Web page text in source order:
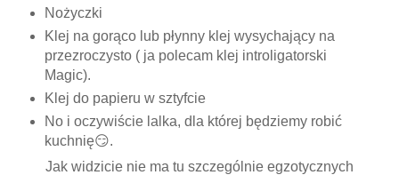
Nożyczki
Klej na gorąco lub płynny klej wysychający na
przezroczysto ( ja polecam klej introligatorski
Magic).
Klej do papieru w sztyfcie
No i oczywiście lalka, dla której będziemy robić
kuchnię😏.
Jak widzicie nie ma tu szczególnie egzotycznych